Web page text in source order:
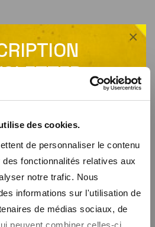
des cookies.
de personnaliser le contenu
fonctionnalités relatives aux
notre trafic. Nous
informations sur l'utilisation de
de médias sociaux, de
peuvent combiner celles-ci
promo de -10% sur tout le
newsletter, vous recevrez nos promos
code promo de bienvenue de -10%
×
Veste de travail en